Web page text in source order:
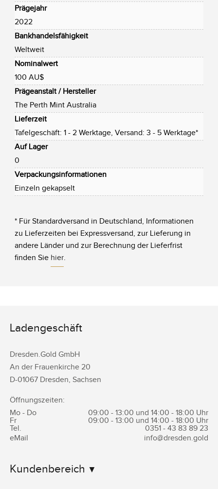
Prägejahr
2022
Bankhandelsfähigkeit
Weltweit
Nominalwert
100 AU$
Prägeanstalt / Hersteller
The Perth Mint Australia
Lieferzeit
Tafelgeschäft: 1 - 2 Werktage, Versand: 3 - 5 Werktage*
Auf Lager
0
Verpackungsinformationen
Einzeln gekapselt
* Für Standardversand in Deutschland, Informationen
zu Lieferzeiten bei Expressversand, zur Lieferung in
andere Länder und zur Berechnung der Lieferfrist
finden Sie hier.
Ladengeschäft
Dresden.Gold GmbH
An der Frauenkirche 20
D-01067 Dresden, Sachsen
Öffnungszeiten:
Mo - Do
09:00 - 13:00 und 14:00 - 18:00 Uhr
Fr
09:00 - 13:00 und 14:00 - 18:00 Uhr
Tel.
0351 - 43 83 89 23
eMail
info@dresden.gold
Kundenbereich